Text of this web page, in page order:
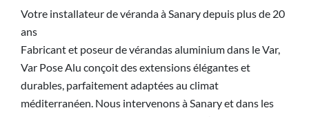
Votre installateur de véranda à Sanary depuis plus de 20
ans
Fabricant et poseur de vérandas aluminium dans le Var,
Var Pose Alu conçoit des extensions élégantes et
durables, parfaitement adaptées au climat
méditerranéen. Nous intervenons à Sanary et dans les